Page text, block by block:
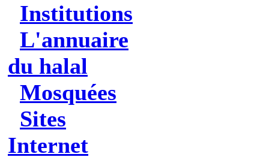
Institutions
L'annuaire
du halal
Mosquées
Sites
Internet